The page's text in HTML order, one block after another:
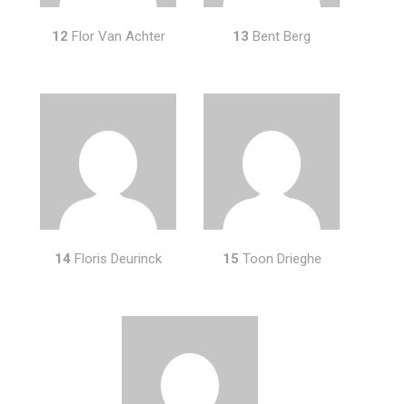
12 Flor Van Achter 13 Bent Berg
14 Floris Deurinck 15 Toon Drieghe